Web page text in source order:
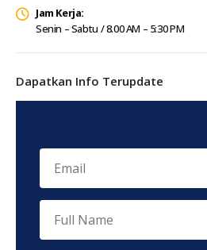
Jam Kerja:
Senin – Sabtu / 8.00 AM – 5:30 PM
Dapatkan Info Terupdate